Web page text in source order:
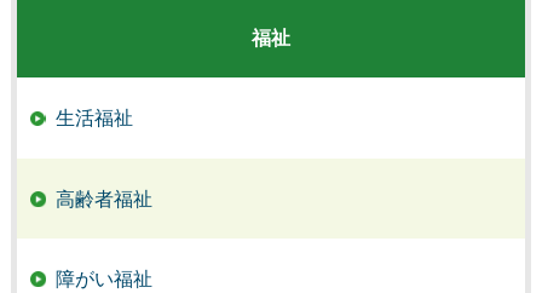
福祉
生活福祉
高齢者福祉
障がい福祉